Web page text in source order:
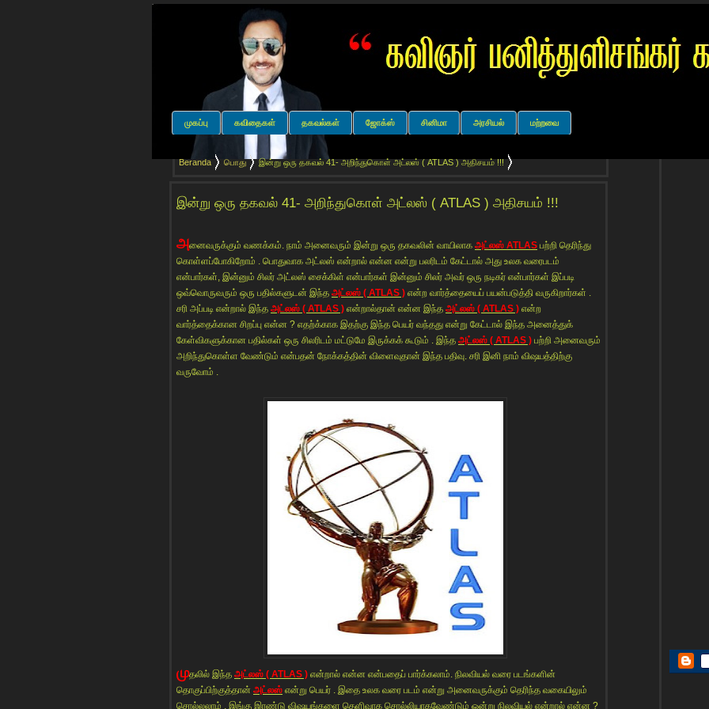
முகப்பு கவிதைகள் தகவல்கள் ஜோக்ஸ் சினிமா அரசியல் மற்றவை
Beranda பொது இன்று ஒரு தகவல் 41- அறிந்துகொள் அட்லஸ் ( ATLAS ) அதிசயம் !!!
இன்று ஒரு தகவல் 41- அறிந்துகொள் அட்லஸ் ( ATLAS ) அதிசயம் !!!
அனைவருக்கும் வணக்கம். நாம் அனைவரும் இன்று ஒரு தகவலின் வாயிலாக அட்லஸ் ATLAS பற்றி தெரிந்து
கொள்ளப்போகிறோம் . பொதுவாக அட்லஸ் என்றால் என்ன என்று பலரிடம் கேட்டால் அது உலக வரைபடம்
என்பார்கள், இன்னும் சிலர் அட்லஸ் சைக்கிள் என்பார்கள் இன்னும் சிலர் அவர் ஒரு நடிகர் என்பார்கள் இப்படி
ஒவ்வொருவரும் ஒரு பதில்களுடன் இந்த அட்லஸ் ( ATLAS ) என்ற வார்த்தையைப் பயன்படுத்தி வருகிறார்கள் .
சரி அப்படி என்றால் இந்த அட்லஸ் ( ATLAS ) என்றால்தான் என்ன இந்த அட்லஸ் ( ATLAS ) என்ற
வார்த்தைக்கான சிறப்பு என்ன ? எதற்க்காக இதற்கு இந்த பெயர் வந்தது என்று கேட்டால் இந்த அனைத்துக்
கேள்விகளுக்கான பதில்கள் ஒரு சிலரிடம் மட்டுமே இருக்கக் கூடும் . இந்த அட்லஸ் ( ATLAS ) பற்றி அனைவரும்
அறிந்துகொள்ள வேண்டும் என்பதன் நோக்கத்தின் விளைவுதான் இந்த பதிவு. சரி இனி நாம் விஷயத்திற்கு
வருவோம் .
முதலில் இந்த அட்லஸ் ( ATLAS ) என்றால் என்ன என்பதைப் பார்க்கலாம். நிலவியல் வரை படங்களின்
தொகுப்பிற்குத்தான் அட்லஸ் என்று பெயர் . இதை உலக வரை படம் என்று அனைவருக்கும் தெரிந்த வகையிலும்
சொல்லலாம் . இங்கு இரண்டு விஷயங்களை தெளிவாக சொல்லியாகவேண்டும் ஒன்று நிலவியல் என்றால் என்ன ?